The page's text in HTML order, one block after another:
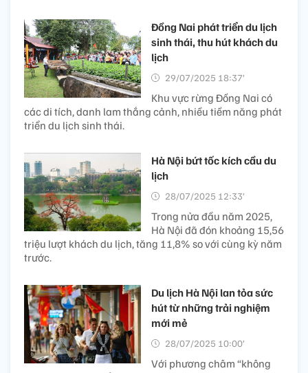
Đồng Nai phát triển du lịch
sinh thái, thu hút khách du
lịch
29/07/2025 18:37’
Khu vực rừng Đồng Nai có
các di tích, danh lam thắng cảnh, nhiều tiềm năng phát
triển du lịch sinh thái.
Hà Nội bứt tốc kích cầu du
lịch
28/07/2025 12:33’
Trong nửa đầu năm 2025,
Hà Nội đã đón khoảng 15,56
triệu lượt khách du lịch, tăng 11,8% so với cùng kỳ năm
trước.
Du lịch Hà Nội lan tỏa sức
hút từ những trải nghiệm
mới mẻ
28/07/2025 10:00’
Với phương châm “không